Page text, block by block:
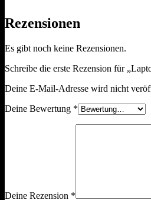
Rezensionen
Es gibt noch keine Rezensionen.
Schreibe die erste Rezension für
Deine E-Mail-Adresse wird nicht
Deine Bewertung *
Deine Rezension *